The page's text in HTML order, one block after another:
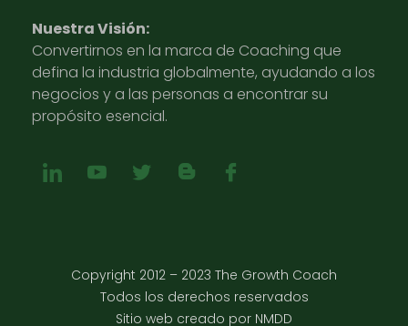
Nuestra Visión:
Convertirnos en la marca de Coaching que
defina la industria globalmente, ayudando a los
negocios y a las personas a encontrar su
propósito esencial.
Copyright 2012 – 2023 The Growth Coach
Todos los derechos reservados
Sitio web creado por NMDD